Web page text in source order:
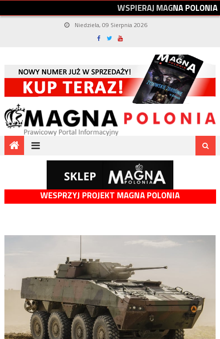
WSPIERAJMAGNAPOLONIA
Niedziela, 09 Sierpnia 2026
WESPRZYJ PROJEKT MAGNA POLONIA